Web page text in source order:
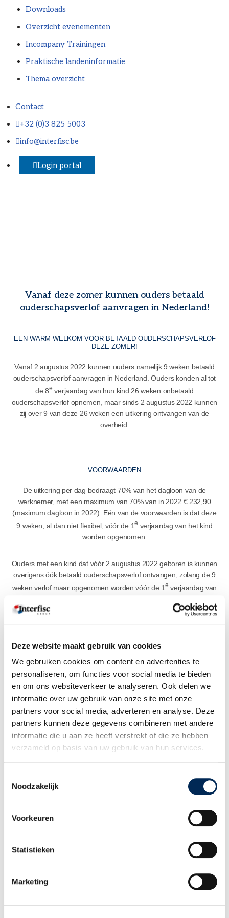
Deze website maakt gebruik van cookies
We gebruiken cookies om content en advertenties te
personaliseren, om functies voor social media te bieden
en om ons websiteverkeer te analyseren. Ook delen we
informatie over uw gebruik van onze site met onze
partners voor social media, adverteren en analyse. Deze
partners kunnen deze gegevens combineren met andere
informatie die u aan ze heeft verstrekt of die ze hebben
verzameld op basis van uw gebruik van hun services.
Noodzakelijk
Voorkeuren
Statistieken
Marketing
Downloads
Overzicht evenementen
Incompany Trainingen
Praktische landeninformatie
Thema overzicht
Contact
+32 (0)3 825 5003
info@interfisc.be
Login portal
Vanaf deze zomer kunnen ouders betaald
ouderschapsverlof aanvragen in Nederland!
EEN WARM WELKOM VOOR BETAALD OUDERSCHAPSVERLOF
DEZE ZOMER!
Vanaf 2 augustus 2022 kunnen ouders namelijk 9 weken betaald
ouderschapsverlof aanvragen in Nederland. Ouders konden al tot
de 8e verjaardag van hun kind 26 weken onbetaald
ouderschapsverlof opnemen, maar sinds 2 augustus 2022 kunnen
zij over 9 van deze 26 weken een uitkering ontvangen van de
overheid.
VOORWAARDEN
De uitkering per dag bedraagt 70% van het dagloon van de
werknemer, met een maximum van 70% van in 2022 € 232,90
(maximum dagloon in 2022). Eén van de voorwaarden is dat deze
9 weken, al dan niet flexibel, vóór de 1e verjaardag van het kind
worden opgenomen.
Ouders met een kind dat vóór 2 augustus 2022 geboren is kunnen
overigens óók betaald ouderschapsverlof ontvangen, zolang de 9
weken verlof maar opgenomen worden vóór de 1 e verjaardag van
OUDERSCHAPSVERLOF IN EUROPA
Hiermee voldoet ook Nederland aan de EU-richtlijn op dit vlak (in
veel andere landen, waaronder België en Frankrijk, was er al meer
geregeld voor ouders met jonge kinderen).Lees hier ons eerdere
artikel “Ouderschapsverlof in Nederland en de buurlanden, hoe zit
dat?”
WERKEN EN EEN GEZIN IN NEDERLAND - VERLOFSOORTEN IN
Met deze uitbreiding van de Wet Arbeid en Zorg zijn er in totaal
maar liefst 6 verschillende verlofsoorten waar werknemers met
onbetaald zorgverlof, dat o.a. voor de zorg van een ziek kind kan
worden opgenomen). Wij hebben ze voor u in beeld gebracht:
BETAALD OUDERSCHAPSVERLOF - HOE WERKT DAT?